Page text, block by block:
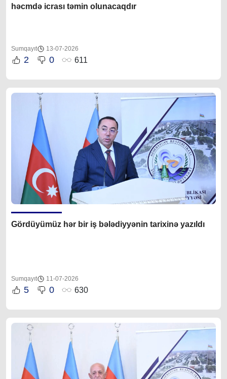
həcmdə icrası təmin olunacaqdır
Sumqayıt 13-07-2026
2 0 611
Gördüyümüz hər bir iş bələdiyyənin tarixinə yazıldı
Sumqayıt 11-07-2026
5 0 630